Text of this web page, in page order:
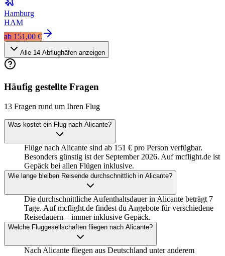
Hamburg
HAM
ab 151,00 €
Alle 14 Abflughäfen anzeigen
Häufig gestellte Fragen
13 Fragen rund um Ihren Flug
Was kostet ein Flug nach Alicante?
Flüge nach Alicante sind ab 151 € pro Person verfügbar.
Besonders günstig ist der September 2026. Auf mcflight.de ist
Gepäck bei allen Flügen inklusive.
Wie lange bleiben Reisende durchschnittlich in Alicante?
Die durchschnittliche Aufenthaltsdauer in Alicante beträgt 7
Tage. Auf mcflight.de findest du Angebote für verschiedene
Reisedauern – immer inklusive Gepäck.
Welche Fluggesellschaften fliegen nach Alicante?
Nach Alicante fliegen aus Deutschland unter anderem